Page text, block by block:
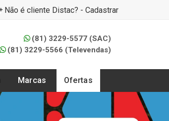
Não é cliente Distac? - Cadastrar
(81) 3229-5577 (SAC)
(81) 3229-5566 (Televendas)
Marcas Ofertas